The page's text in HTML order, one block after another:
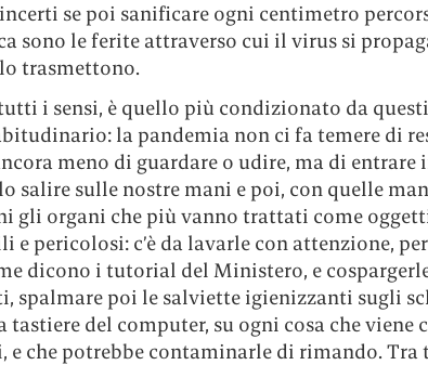
se poi sanificare ogni centimetro
sono le ferite attraverso cui il virus si
trasmettono.
i sensi, è quello più condizionato da
la pandemia non ci fa temere di
meno di guardare o udire, ma di
salire sulle nostre mani e poi, con quelle
gli organi che più vanno trattati come
e pericolosi: c’è da lavarle con attenzione,
dicono i tutorial del Ministero, e
spalmare poi le salviette igienizzanti sugli
tastiere del computer, su ogni cosa che viene
e che potrebbe contaminarle di rimando. Tra